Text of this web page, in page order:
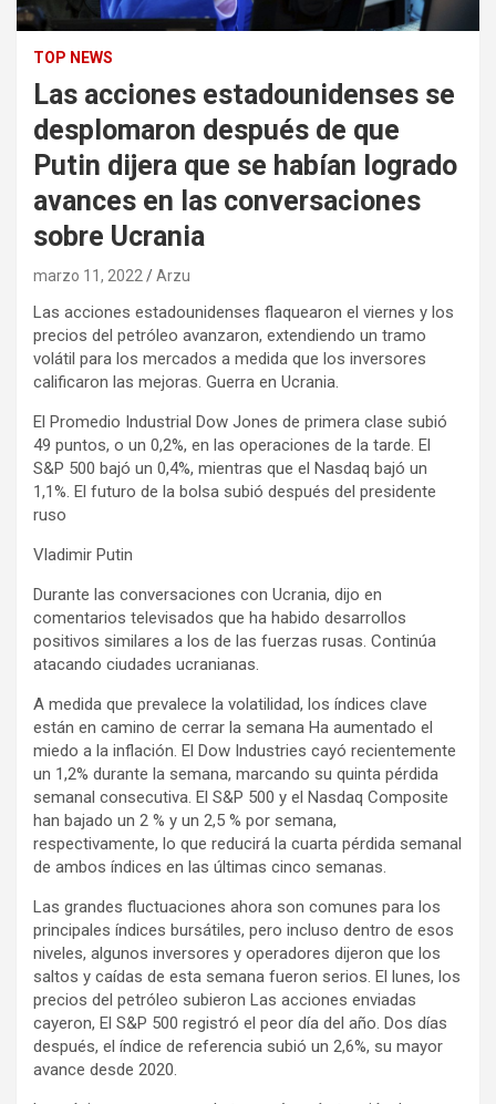
TOP NEWS
Las acciones estadounidenses se
desplomaron después de que
Putin dijera que se habían logrado
avances en las conversaciones
sobre Ucrania
marzo 11, 2022 Arzu
Las acciones estadounidenses flaquearon el viernes y los
precios del petróleo avanzaron, extendiendo un tramo
volátil para los mercados a medida que los inversores
calificaron las mejoras. Guerra en Ucrania.
El Promedio Industrial Dow Jones de primera clase subió
49 puntos, o un 0,2%, en las operaciones de la tarde. El
S&P 500 bajó un 0,4%, mientras que el Nasdaq bajó un
1,1%. El futuro de la bolsa subió después del presidente
ruso
Vladimir Putin
Durante las conversaciones con Ucrania, dijo en
comentarios televisados ​​que ha habido desarrollos
positivos similares a los de las fuerzas rusas. Continúa
atacando ciudades ucranianas.
A medida que prevalece la volatilidad, los índices clave
están en camino de cerrar la semana Ha aumentado el
miedo a la inflación. El Dow Industries cayó recientemente
un 1,2% durante la semana, marcando su quinta pérdida
semanal consecutiva. El S&P 500 y el Nasdaq Composite
han bajado un 2 % y un 2,5 % por semana,
respectivamente, lo que reducirá la cuarta pérdida semanal
de ambos índices en las últimas cinco semanas.
Las grandes fluctuaciones ahora son comunes para los
principales índices bursátiles, pero incluso dentro de esos
niveles, algunos inversores y operadores dijeron que los
saltos y caídas de esta semana fueron serios. El lunes, los
precios del petróleo subieron Las acciones enviadas
cayeron, El S&P 500 registró el peor día del año. Dos días
después, el índice de referencia subió un 2,6%, su mayor
avance desde 2020.